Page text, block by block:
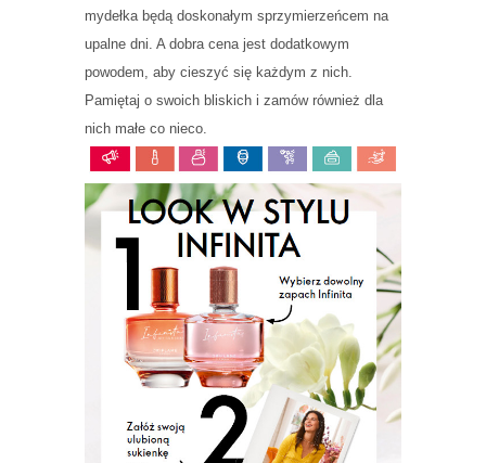
mydełka będą doskonałym sprzymierzeńcem na
upalne dni. A dobra cena jest dodatkowym
powodem, aby cieszyć się każdym z nich.
Pamiętaj o swoich bliskich i zamów również dla
nich małe co nieco.